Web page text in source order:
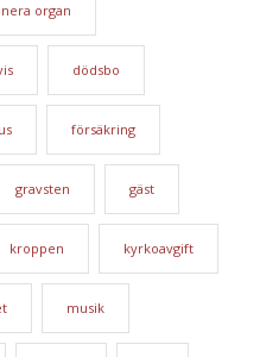
organ
dödsbo
försäkring
gravsten gäst
kroppen kyrkoavgift
musik